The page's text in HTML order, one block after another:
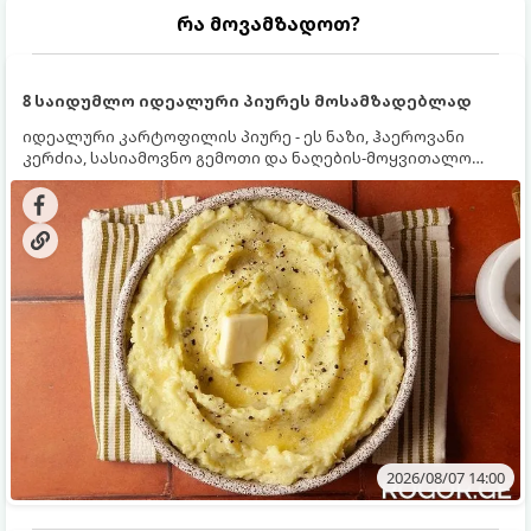
რა მოვამზადოთ?
8 საიდუმლო იდეალური პიურეს მოსამზადებლად
იდეალური კარტოფილის პიურე - ეს ნაზი, ჰაეროვანი
კერძია, სასიამოვნო გემოთი და ნაღების-მოყვითალო
ფერით. მისი მომზადება ძალიან მარტივია, მაგრამ
არსებობს რამდენიმე საიდუმლო, რომლებიც უნდა
იცოდეთ, რომ პიურე იდეალურად გემრიელი გამოვიდეს.
2026/08/07 14:00